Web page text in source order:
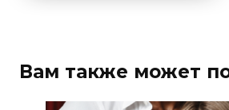
Вам также может